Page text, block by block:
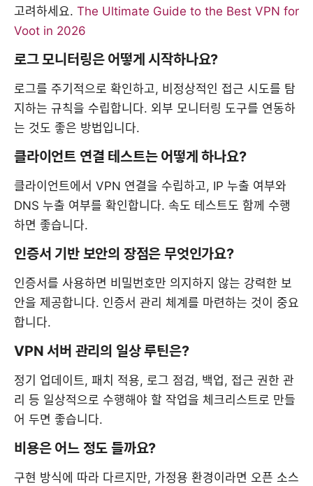
고려하세요. The Ultimate Guide to the Best VPN for
Voot in 2026
로그 모니터링은 어떻게 시작하나요?
로그를 주기적으로 확인하고, 비정상적인 접근 시도를 탐
지하는 규칙을 수립합니다. 외부 모니터링 도구를 연동하
는 것도 좋은 방법입니다.
클라이언트 연결 테스트는 어떻게 하나요?
클라이언트에서 VPN 연결을 수립하고, IP 누출 여부와
DNS 누출 여부를 확인합니다. 속도 테스트도 함께 수행
하면 좋습니다.
인증서 기반 보안의 장점은 무엇인가요?
인증서를 사용하면 비밀번호만 의지하지 않는 강력한 보
안을 제공합니다. 인증서 관리 체계를 마련하는 것이 중요
합니다.
VPN 서버 관리의 일상 루틴은?
정기 업데이트, 패치 적용, 로그 점검, 백업, 접근 권한 관
리 등 일상적으로 수행해야 할 작업을 체크리스트로 만들
어 두면 좋습니다.
비용은 어느 정도 들까요?
구현 방식에 따라 다르지만, 가정용 환경이라면 오픈 소스